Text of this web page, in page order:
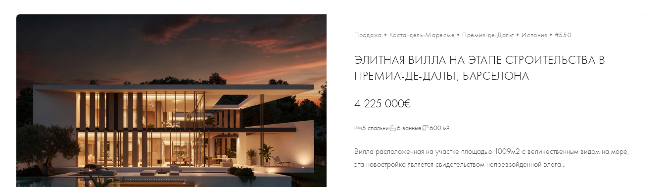
Продажа • Коста-дель-Маресме • Премия-де-Дальт • Испания • #550
ЭЛИТНАЯ ВИЛЛА НА ЭТАПЕ СТРОИТЕЛЬСТВА В
ПРЕМИА-ДЕ-ДАЛЬТ, БАРСЕЛОНА
4 225 000€
5 спальни 6 ванные 600 м²
Вилла расположенная на участке площадью 1009м2 с величественным видом на море,
эта новостройка является свидетельством непревзойденной элега...